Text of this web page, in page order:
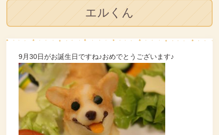
エルくん
9月30日がお誕生日ですね♪おめでとうございます♪